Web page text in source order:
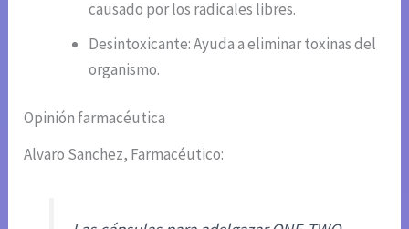
causado por los radicales libres.
Desintoxicante: Ayuda a eliminar toxinas del
organismo.
Opinión farmacéutica
Alvaro Sanchez, Farmacéutico: